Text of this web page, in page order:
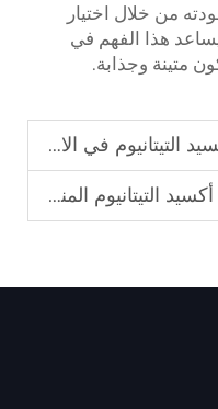
من خلال اختيار
هذا الفهم في
متينة وجذابة.
هل وجدت مصنعاً موثوقاً بعد؟
التيتانيوم المناسب